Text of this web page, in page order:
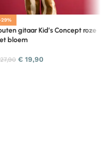
gitaar Kid’s Concept roze
bloem
€ 19,90